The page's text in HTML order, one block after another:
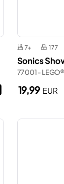
7+ 177
Sonics
77001 -
19,99 EUR